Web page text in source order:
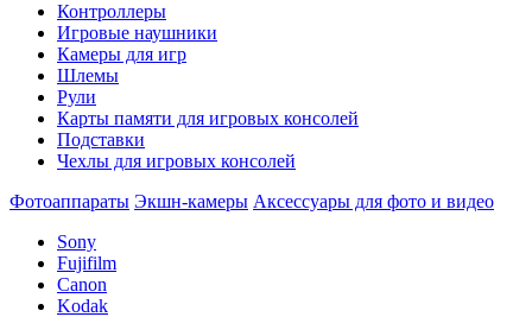
Контроллеры
Игровые наушники
Камеры для игр
Шлемы
Рули
Карты памяти для игровых консолей
Подставки
Чехлы для игровых консолей
Фотоаппараты Экшн-камеры Аксессуары для фото и видео
Sony
Fujifilm
Canon
Kodak